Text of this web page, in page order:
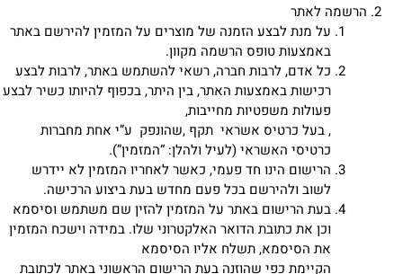
הרשמה לאתר
על מנת לבצע הזמנה של מוצרים על המזמין להירשם באתר
באמצעות טופס הרשמה מקוון.
כל אדם, לרבות חברה, רשאי להשתמש באתר, לרבות לבצע
רכישות באמצעות האתר, בין היתר, בכפוף להיותו כשיר לבצע
פעולות משפטיות מחייבות,
, בעל כרטיס אשראי תקף ,שהונפק ע”י אחת מחברות
כרטיסי האשראי (לעיל ולהלן: “המזמין”).
הרישום הינו חד פעמי, כאשר לאחריו המזמין לא יידרש
לשוב ולהירשם בכל פעם מחדש בעת ביצוע הרכישה.
בעת הרישום באתר על המזמין להזין שם משתמש וסיסמא
וכן את כתובת הדואר האלקטרוני שלו. במידה וישכח המזמין
את הסיסמא, תשלח אליו הסיסמא
הקיימת כפי שהוזנה בעת הרישום הראשוני באתר לכתובת